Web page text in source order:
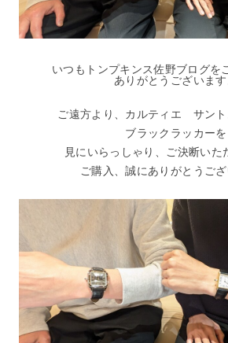
いつもトンプキンス佐野ブログを
ありがとうございます
ご遠方より、カルティエ サン
ブラックラッカーを
見にいらっしゃり、ご決断いた
ご購入、誠にありがとうござ